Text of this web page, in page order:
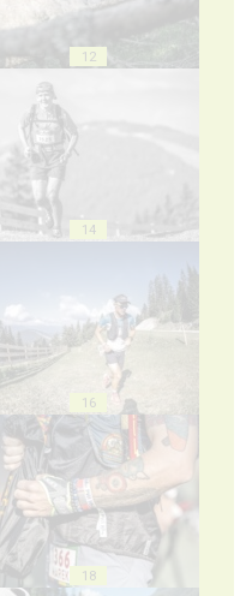
12
14
16
18